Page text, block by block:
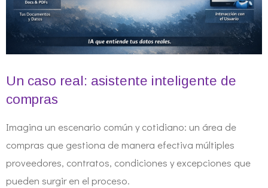
Un caso real: asistente inteligente de
compras
Imagina un escenario común y cotidiano: un área de
compras que gestiona de manera efectiva múltiples
proveedores, contratos, condiciones y excepciones que
pueden surgir en el proceso.